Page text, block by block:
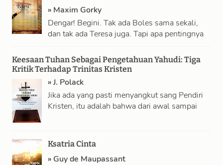
» Maxim Gorky
Dengar! Begini. Tak ada Boles sama sekali,
dan tak ada Teresa juga. Tapi apa pentingnya
Keesaan Tuhan Sebagai Pengetahuan Yahudi: Tiga
Kritik Terhadap Trinitas Kristen
»J. Polack
Jika ada yang pasti menyangkut sang Pendiri
Kristen, itu adalah bahwa dari awal sampai
Ksatria Cinta
» Guy de Maupassant